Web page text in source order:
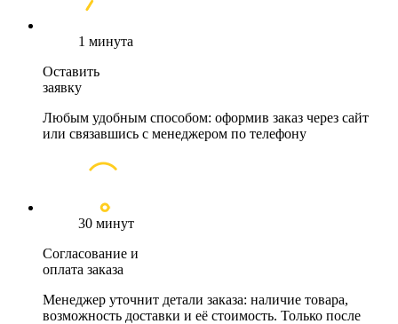
1 минута
Оставить
заявку
Любым удобным способом: оформив заказ через сайт
или связавшись с менеджером по телефону
30 минут
Согласование и
оплата заказа
Менеджер уточнит детали заказа: наличие товара,
возможность доставки и её стоимость. Только после